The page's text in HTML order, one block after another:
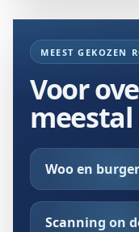
MEEST GEKOZEN
Voor
Woo en
Scanning on